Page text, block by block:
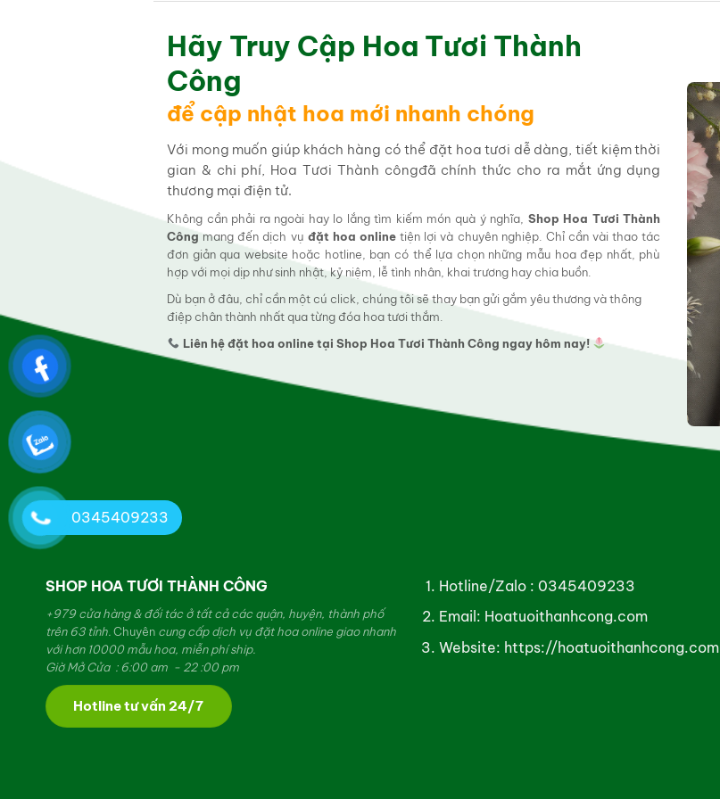
Hãy Truy Cập Hoa Tươi Thành
Công
để cập nhật hoa mới nhanh chóng
Với mong muốn giúp khách hàng có thể đặt hoa tươi dễ dàng, tiết kiệm thời
gian & chi phí, Hoa Tươi Thành côngđã chính thức cho ra mắt ứng dụng
thương mại điện tử.
Không cần phải ra ngoài hay lo lắng tìm kiếm món quà ý nghĩa, Shop Hoa Tươi Thành
Công mang đến dịch vụ đặt hoa onlinetiện lợi và chuyên nghiệp. Chỉ cần vài thao tác
đơn giản qua website hoặc hotline, bạn có thể lựa chọn những mẫu hoa đẹp nhất, phù
hợp với mọi dịp như sinh nhật, kỷ niệm, lễ tình nhân, khai trương hay chia buồn.
Dù bạn ở đâu, chỉ cần một cú click, chúng tôi sẽ thay bạn gửi gắm yêu thương và thông
điệp chân thành nhất qua từng đóa hoa tươi thắm.
Liên hệ đặt hoa online tại Shop Hoa Tươi Thành Công ngay hôm nay!
SHOP HOA TƯƠI THÀNH CÔNG
+979 cửa hàng & đối tác ở tất cả các quận, huyện, thành phố
trên 63 tỉnh. Chuyêncung cấp dịch vụ đặt hoa online giao nhanh
với hơn 10000 mẫu hoa, miễn phí ship.
Giờ Mở Cửa : 6:00 am - 22 :00 pm
Hotline tư vấn 24/7
Hotline/Zalo : 0345409233
Email: Hoatuoithanhcong.com
Website: https://hoatuoithanhcong.com
0345409233